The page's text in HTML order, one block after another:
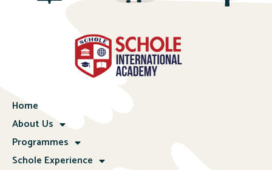
Home
About Us
Programmes
Schole Experience